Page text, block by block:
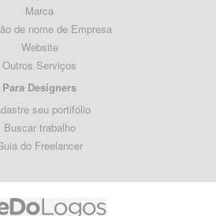
Marca
de nome de Empresa
Website
Outros Serviços
Para Designers
seu portifólio
Buscar trabalho
do Freelancer